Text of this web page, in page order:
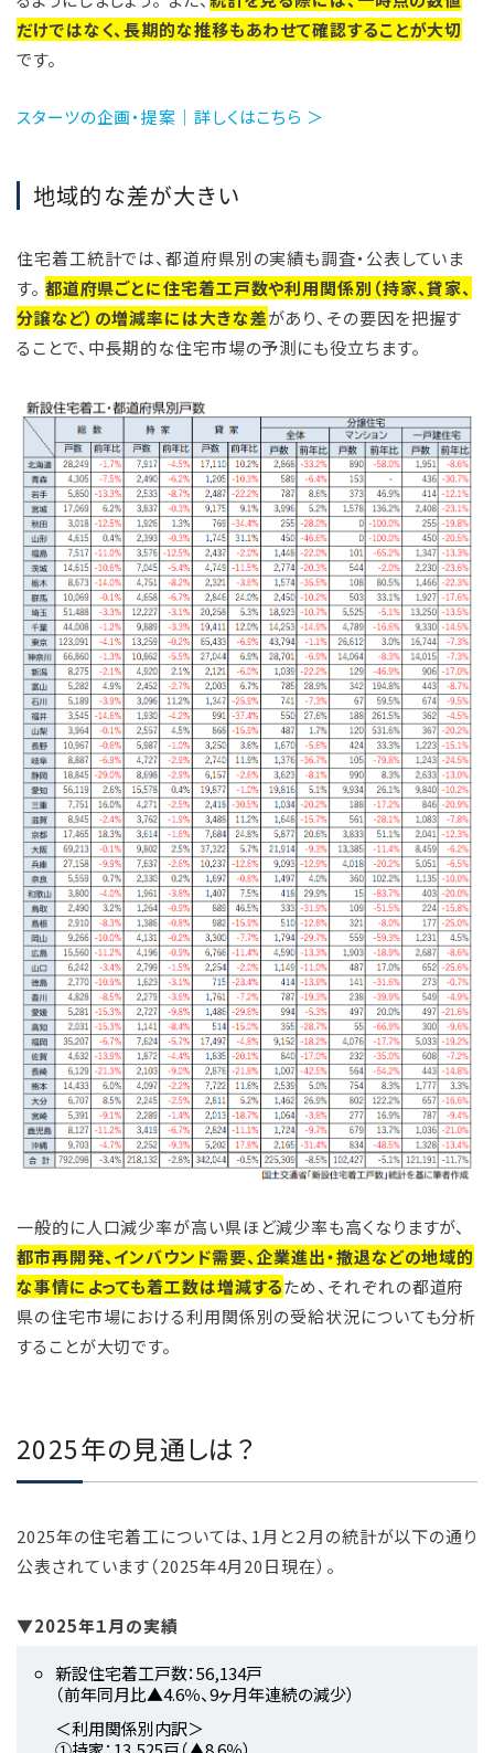
だけではなく、長期的な推移もあわせて確認することが大切
です。
スターツの企画・提案｜詳しくはこちら ＞
地域的な差が大きい
住宅着工統計では、都道府県別の実績も調査・公表していま
す。 都道府県ごとに住宅着工戸数や利用関係別（持家、貸家、
分譲など）の増減率には大きな差があり、その要因を把握す
ることで、中長期的な住宅市場の予測にも役立ちます。
一般的に人口減少率が高い県ほど減少率も高くなりますが、
都市再開発、インバウンド需要、企業進出・撤退などの地域的
な事情によっても着工数は増減するため、それぞれの都道府
県の住宅市場における利用関係別の受給状況についても分析
することが大切です。
2025年の見通しは？
2025年の住宅着工については、1月と２月の統計が以下の通り
公表されています（2025年4月20日現在）。
▼2025年１月の実績
新設住宅着工戸数：56,134戸
（前年同月比▲4.6％、9ヶ月年連続の減少）
＜利用関係別内訳＞